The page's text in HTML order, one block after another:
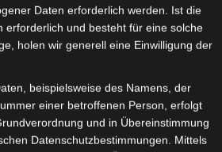
mehrere
Varianten
Optionen
können
auf
Daten erforderlich werden. Ist die
und besteht für eine solche
holen wir generell eine Einwilligung der
beispielsweise des Namens, der
einer betroffenen Person, erfolgt
und in Übereinstimmung
Datenschutzbestimmungen. Mittels